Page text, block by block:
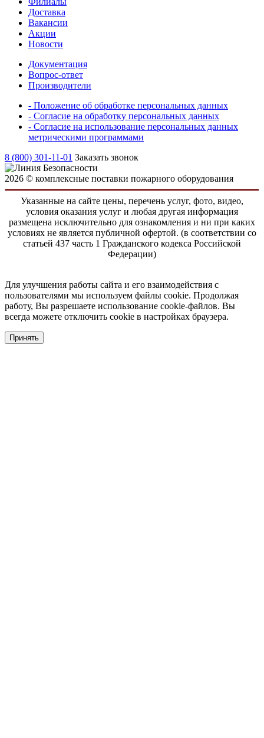
Доставка
Вакансии
Акции
Новости
Документация
Вопрос-ответ
Производители
- Положение об обработке персональных данных
- Согласие на обработку персональных данных
- Согласие на использование персональных данных
метрическими программами
8 (800) 301-11-01 Заказать звонок
2026 © комплексные поставки пожарного оборудования
Указанные на сайте цены, перечень услуг, фото, видео,
условия оказания услуг и любая другая информация
размещена исключительно для ознакомления и ни при каких
условиях не является публичной офертой. (в соответствии со
статьей 437 часть 1 Гражданского кодекса Российской
Федерации)
Для улучшения работы сайта и его взаимодействия с
пользователями мы используем файлы cookie. Продолжая
работу, Вы разрешаете использование cookie-файлов. Вы
всегда можете отключить cookie в настройках браузера.
Принять